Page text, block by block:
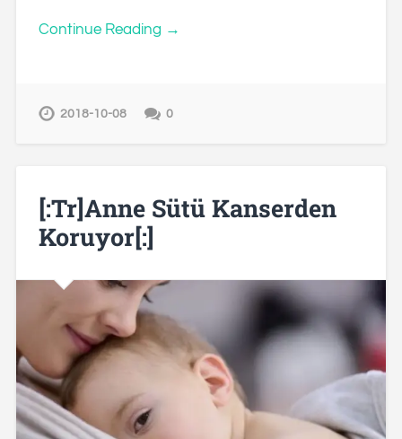
Continue Reading →
2018-10-08 0
[:tr]Anne Sütü Kanserden
Koruyor[:]